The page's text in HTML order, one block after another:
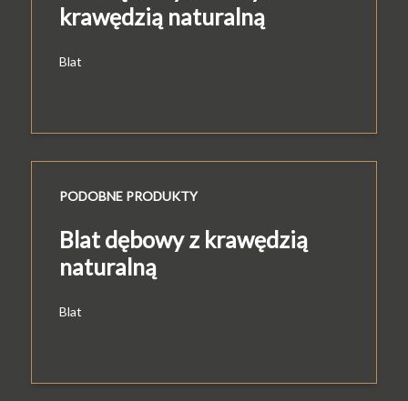
krawędzią naturalną
Blat
PODOBNE PRODUKTY
Blat dębowy z krawędzią
naturalną
Blat